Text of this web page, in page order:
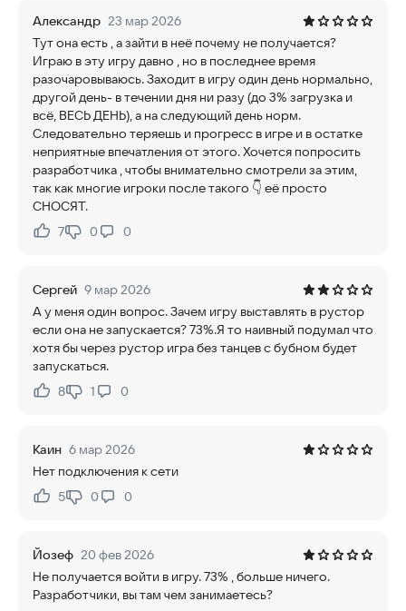
Александр 23 мар 2026
Тут она есть , а зайти в неё почему не получается?
Играю в эту игру давно , но в последнее время
разочаровываюсь. Заходит в игру один день нормально,
другой день- в течении дня ни разу (до 3% загрузка и
всё, ВЕСЬ ДЕНЬ), а на следующий день норм.
Следовательно теряешь и прогресс в игре и в остатке
неприятные впечатления от этого. Хочется попросить
разработчика , чтобы внимательно смотрели за этим,
так как многие игроки после такого 👇 её просто
СНОСЯТ.
Нравится:
7Не нравится:
0 0
Сергей 9 мар 2026
А у меня один вопрос. Зачем игру выставлять в рустор
если она не запускается? 73%.Я то наивный подумал что
хотя бы через рустор игра без танцев с бубном будет
запускаться.
Нравится:
8Не нравится:
1 0
Каин 6 мар 2026
Нет подключения к сети
Нравится:
5Не нравится:
0 0
Йозеф 20 фев 2026
Не получается войти в игру. 73% , больше ничего.
Разработчики, вы там чем занимаетесь?